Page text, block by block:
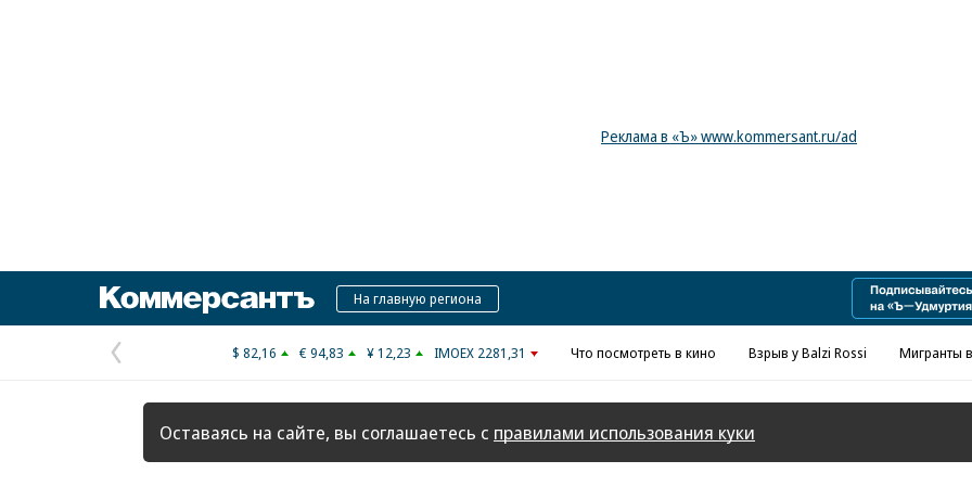
Реклама в «Ъ» www.kommersant.ru/ad
КоммерсантъНа главную региона
Предыдущая
страница
$ 82,16 € 94,83 ¥ 12,23 IMOEX 2281,31 Что посмотреть в кино Взрыв у Balzi Rossi Мигранты
Оставаясь на сайте, вы соглашаетесь с правилами использования куки